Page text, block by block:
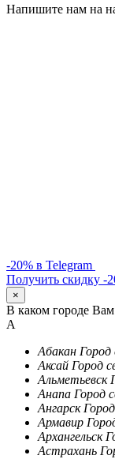
Напишите нам на
-20% в Telegram
Получить скидку -
×
В каком городе
А
Абакан Город
Аксай Город
Альметьевск
Анапа Город
Ангарск
Армавир
Архангельск
Астрахань